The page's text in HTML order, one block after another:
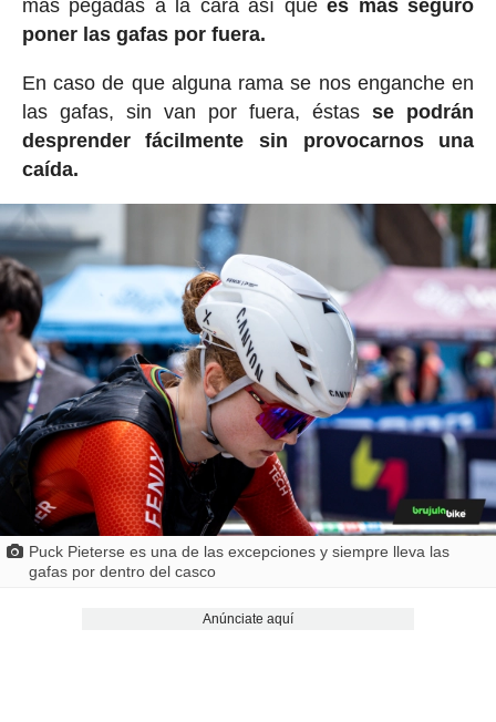
más pegadas a la cara así quees más seguro
poner las gafas por fuera.
En caso de que alguna rama se nos enganche en
las gafas, sin van por fuera, éstasse podrán
desprender fácilmente sin provocarnos una
caída.
Puck Pieterse es una de las excepciones y siempre lleva las
gafas por dentro del casco
Anúnciate aquí